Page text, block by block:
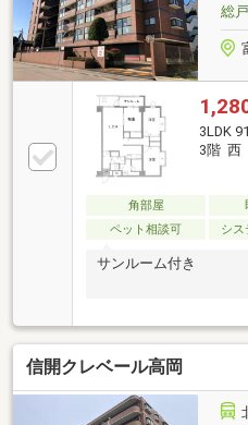
総
3LDK
3階 西
角部屋
ペット相談可
シス
サンルーム付き
信開クレベール高岡